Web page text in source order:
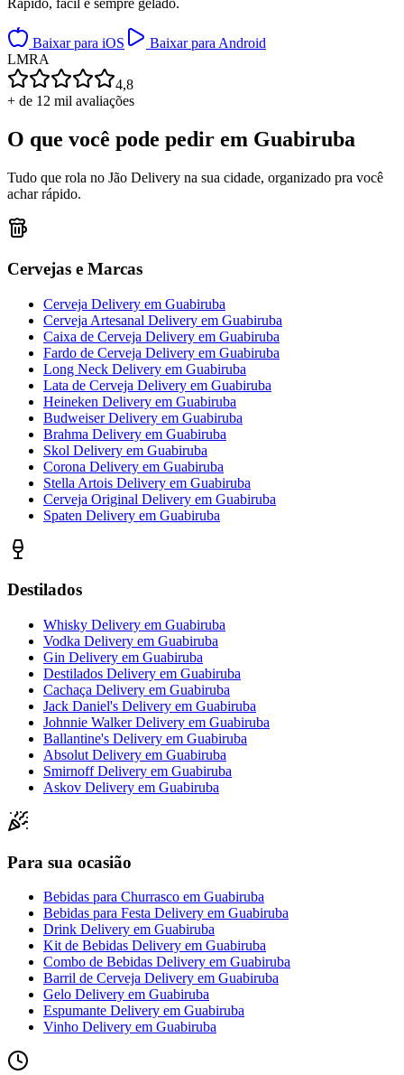
Rápido, fácil e sempre gelado.
Baixar para iOS
Baixar para Android
LMRA
4,8
+ de 12 mil avaliações
O que você pode pedir em Guabiruba
Tudo que rola no Jão Delivery na sua cidade, organizado pra você
achar rápido.
Cervejas e Marcas
Cerveja Delivery em Guabiruba
Cerveja Artesanal Delivery em Guabiruba
Caixa de Cerveja Delivery em Guabiruba
Fardo de Cerveja Delivery em Guabiruba
Long Neck Delivery em Guabiruba
Lata de Cerveja Delivery em Guabiruba
Heineken Delivery em Guabiruba
Budweiser Delivery em Guabiruba
Brahma Delivery em Guabiruba
Skol Delivery em Guabiruba
Corona Delivery em Guabiruba
Stella Artois Delivery em Guabiruba
Cerveja Original Delivery em Guabiruba
Spaten Delivery em Guabiruba
Destilados
Whisky Delivery em Guabiruba
Vodka Delivery em Guabiruba
Gin Delivery em Guabiruba
Destilados Delivery em Guabiruba
Cachaça Delivery em Guabiruba
Jack Daniel's Delivery em Guabiruba
Johnnie Walker Delivery em Guabiruba
Ballantine's Delivery em Guabiruba
Absolut Delivery em Guabiruba
Smirnoff Delivery em Guabiruba
Askov Delivery em Guabiruba
Para sua ocasião
Bebidas para Churrasco em Guabiruba
Bebidas para Festa Delivery em Guabiruba
Drink Delivery em Guabiruba
Kit de Bebidas Delivery em Guabiruba
Combo de Bebidas Delivery em Guabiruba
Barril de Cerveja Delivery em Guabiruba
Gelo Delivery em Guabiruba
Espumante Delivery em Guabiruba
Vinho Delivery em Guabiruba